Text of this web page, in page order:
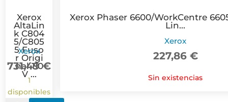
Xerox
AltaLin
k C804
5/C805
5 Fuso
r Origi
nal 110
V ...
Xerox
731,49€
1
disponibles
Xerox Phaser 6600/WorkCentre
Lin...
Xerox
227,86 €
Sin existencias